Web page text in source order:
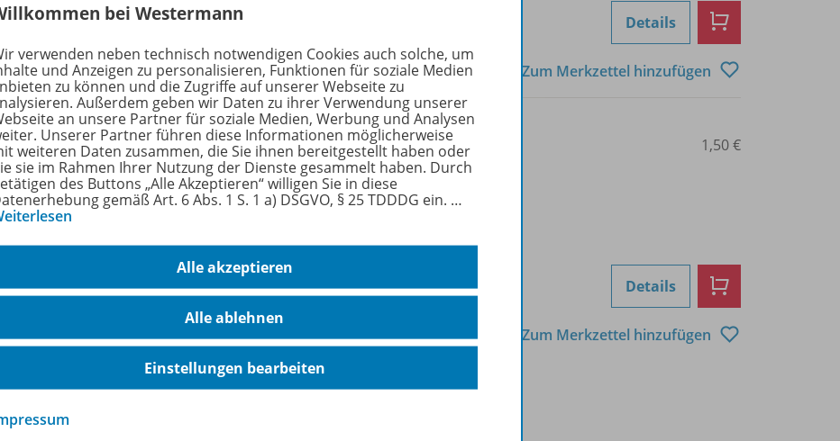
Details
Zum Merkzettel hinzufügen
Kreuzworträtsel: Gebrauchsmuster
Ausgabe 5/2019
Sofort verfügbar
OD100206001945 1,50 €
Details
Zum Merkzettel hinzufügen
Alle 25 Inhalte dieser Ausgabe anzeigen
bei Westermann
verwenden neben technisch notwendigen Cookies auch solche, um
und Anzeigen zu personalisieren, Funktionen für soziale Medien
zu können und die Zugriffe auf unserer Webseite zu
Außerdem geben wir Daten zu ihrer Verwendung unserer
an unsere Partner für soziale Medien, Werbung und Analysen
Unserer Partner führen diese Informationen möglicherweise
weiteren Daten zusammen, die Sie ihnen bereitgestellt haben oder
sie im Rahmen Ihrer Nutzung der Dienste gesammelt haben. Durch
des Buttons „Alle Akzeptieren“ willigen Sie in diese
gemäß Art. 6 Abs. 1 S. 1 a) DSGVO, § 25 TDDDG ein. …
Alle akzeptieren
Alle ablehnen
Einstellungen bearbeiten